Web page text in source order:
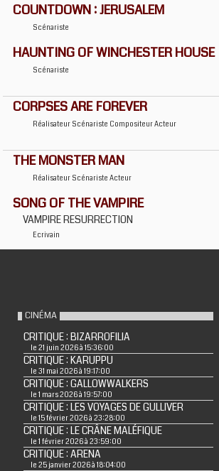
COUNTDOWN : JERUSALEM
Scénariste
HAUNTING OF WINCHESTER HOUSE
Scénariste
CORPSES ARE FOREVER
Réalisateur Scénariste CompositeurActeur
THE MONSTER MAN
Réalisateur Scénariste Acteur
SONG OF THE VAMPIRE
VAMPIRE RESURRECTION
Ecrivain
CINÉMA
CRITIQUE : BIZARROFILIA
le 21 juin 2026 à 15:36:00
CRITIQUE : KARUPPU
le 31 mai 2026 à 19:17:00
CRITIQUE : GALLOWWALKERS
le 1 mars 2026 à 19:57:00
CRITIQUE : LES VOYAGES DE GULLIVER
le 15 février 2026 à 23:28:00
CRITIQUE : LE CRÂNE MALÉFIQUE
le 1 février 2026 à 23:59:00
CRITIQUE : ARENA
le 25 janvier 2026 à 18:04:00